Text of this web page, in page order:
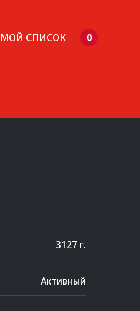
МОЙ СПИСОК 0
3127 г.
Активный